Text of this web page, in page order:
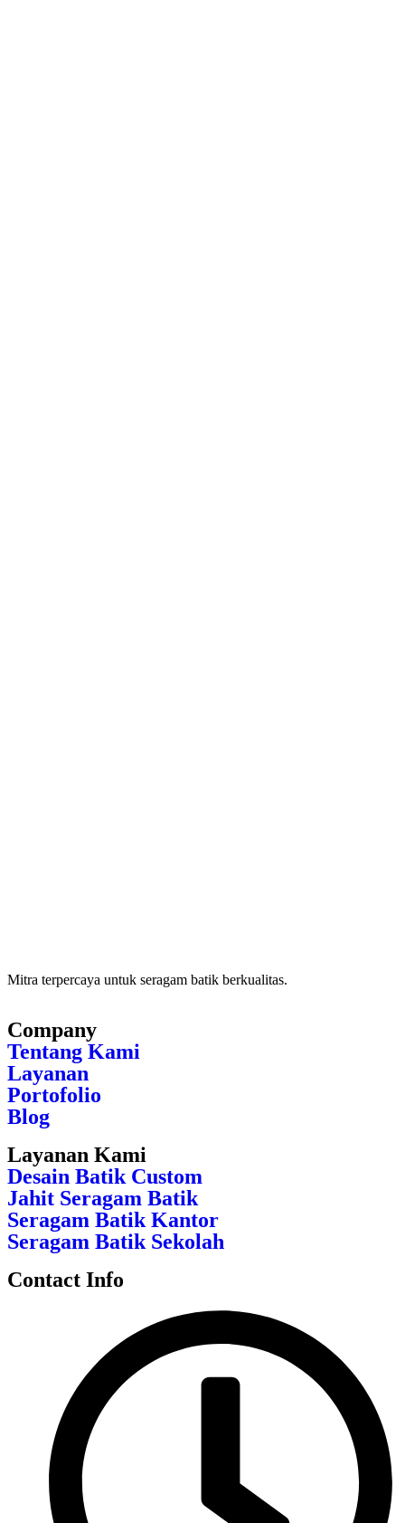
Mitra terpercaya untuk seragam batik berkualitas.
Company
Tentang Kami
Layanan
Portofolio
Blog
Layanan Kami
Desain Batik Custom
Jahit Seragam Batik
Seragam Batik Kantor
Seragam Batik Sekolah
Contact Info